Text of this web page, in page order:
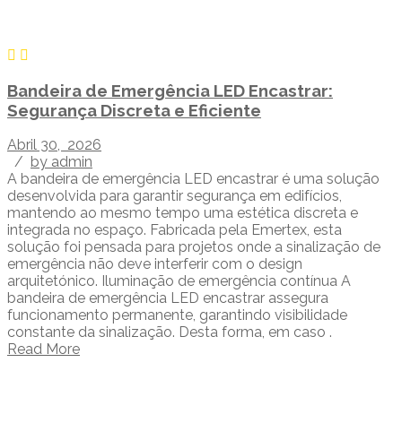
Bandeira de Emergência LED Encastrar:
Segurança Discreta e Eficiente
Abril 30, 2026
/ by admin
A bandeira de emergência LED encastrar é uma solução
desenvolvida para garantir segurança em edifícios,
mantendo ao mesmo tempo uma estética discreta e
integrada no espaço. Fabricada pela Emertex, esta
solução foi pensada para projetos onde a sinalização de
emergência não deve interferir com o design
arquitetónico. Iluminação de emergência contínua A
bandeira de emergência LED encastrar assegura
funcionamento permanente, garantindo visibilidade
constante da sinalização. Desta forma, em caso .
Read More